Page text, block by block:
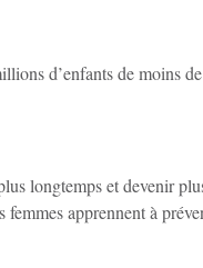
d’enfants de moins
longtemps et devenir
femmes apprennent à